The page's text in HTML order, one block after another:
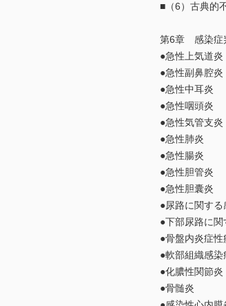
■（6）古典的
第6章 感染症
●急性上気道炎
●急性副鼻腔炎
●急性中耳炎
●急性咽頭炎
●急性気管支炎
●急性肺炎
●急性腸炎
●急性胆管炎
●急性胆囊炎
●尿路に関す
●下部尿路に関
●骨盤内炎症性
●軟部組織感染
●化膿性関節炎
●骨髄炎